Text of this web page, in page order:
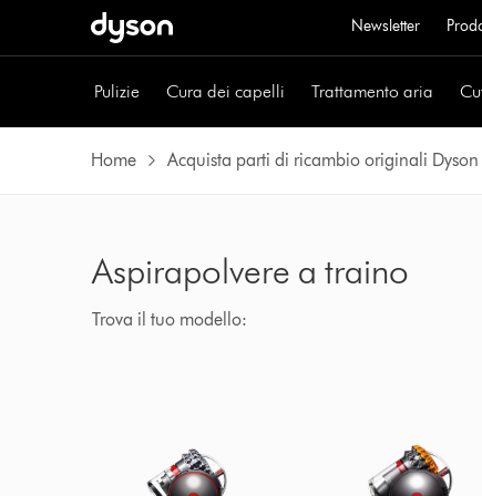
Newsletter
Pulizie Cura dei capelli Trattamento aria
Home Acquista parti di ricambio originali Dyson
Aspirapolvere a traino
Trova il tuo modello: